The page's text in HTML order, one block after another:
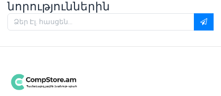
նորություններին